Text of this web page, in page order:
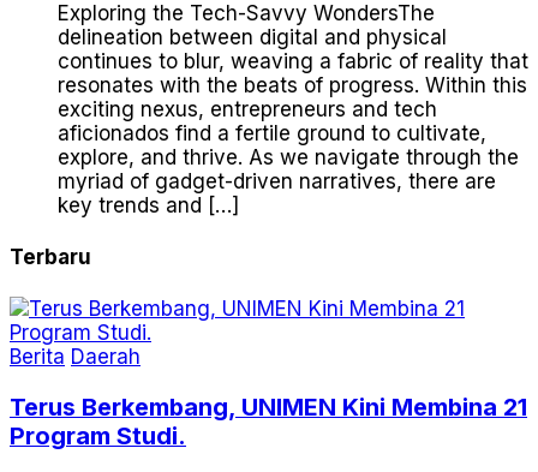
Exploring the Tech-Savvy WondersThe
delineation between digital and physical
continues to blur, weaving a fabric of reality that
resonates with the beats of progress. Within this
exciting nexus, entrepreneurs and tech
aficionados find a fertile ground to cultivate,
explore, and thrive. As we navigate through the
myriad of gadget-driven narratives, there are
key trends and […]
Terbaru
Berita Daerah
Terus Berkembang, UNIMEN Kini Membina 21
Program Studi.